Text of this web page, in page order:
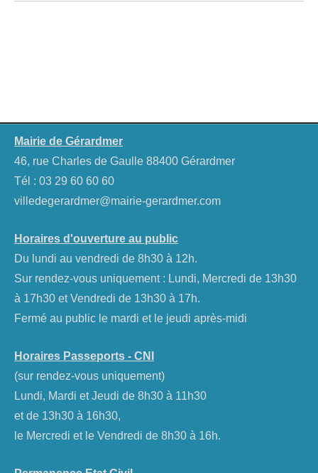
Mairie de Gérardmer
46, rue Charles de Gaulle 88400 Gérardmer
Tél : 03 29 60 60 60
villedegerardmer@mairie-gerardmer.com
Horaires d'ouverture au public
Du lundi au vendredi de 8h30 à 12h.
Sur rendez-vous uniquement : Lundi, Mercredi de 13h30
à 17h30 et Vendredi de 13h30 à 17h.
Fermé au public le mardi et le jeudi après-midi
Horaires Passeports - CNI
(sur rendez-vous uniquement)
Lundi, Mardi et Jeudi de 8h30 à 11h30
et de 13h30 à 16h30,
le Mercredi et le Vendredi de 8h30 à 16h.